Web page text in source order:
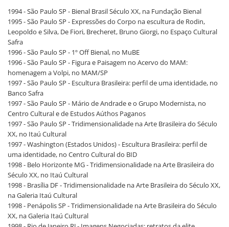
1994 - São Paulo SP - Bienal Brasil Século XX, na Fundação Bienal
1995 - São Paulo SP - Expressões do Corpo na escultura de Rodin,
Leopoldo e Silva, De Fiori, Brecheret, Bruno Giorgi, no Espaço Cultural
Safra
1996 - São Paulo SP - 1º Off Bienal, no MuBE
1996 - São Paulo SP - Figura e Paisagem no Acervo do MAM:
homenagem a Volpi, no MAM/SP
1997 - São Paulo SP - Escultura Brasileira: perfil de uma identidade, no
Banco Safra
1997 - São Paulo SP - Mário de Andrade e o Grupo Modernista, no
Centro Cultural e de Estudos Aúthos Paganos
1997 - São Paulo SP - Tridimensionalidade na Arte Brasileira do Século
XX, no Itaú Cultural
1997 - Washington (Estados Unidos) - Escultura Brasileira: perfil de
uma identidade, no Centro Cultural do BID
1998 - Belo Horizonte MG - Tridimensionalidade na Arte Brasileira do
Século XX, no Itaú Cultural
1998 - Brasília DF - Tridimensionalidade na Arte Brasileira do Século XX,
na Galeria Itaú Cultural
1998 - Penápolis SP - Tridimensionalidade na Arte Brasileira do Século
XX, na Galeria Itaú Cultural